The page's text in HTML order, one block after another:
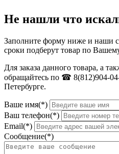
Не нашли что
Заполните форму ниже и наши
сроки подберут товар по
Для заказа данного товара, а
обращайтесь по ☎ 8(812)904-
Петербурге.
Ваше имя(*)
Ваш телефон(*)
Email(*)
Сообщение(*)